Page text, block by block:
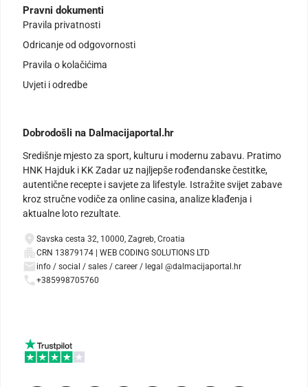
Pravni dokumenti
Pravila privatnosti
Odricanje od odgovornosti
Pravila o kolačićima
Uvjeti i odredbe
Dobrodošli na Dalmacijaportal.hr
Središnje mjesto za sport, kulturu i modernu zabavu. Pratimo
HNK Hajduk i KK Zadar uz najljepše rođendanske čestitke,
autentične recepte i savjete za lifestyle. Istražite svijet zabave
kroz stručne vodiče za online casina, analize klađenja i
aktualne loto rezultate.
Savska cesta 32, 10000, Zagreb, Croatia
CRN 13879174 | WEB CODING SOLUTIONS LTD
info / social / sales / career / legal @dalmacijaportal.hr
+385998705760